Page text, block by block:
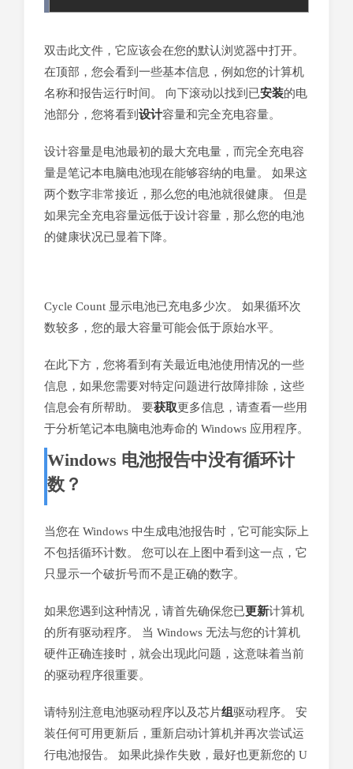
双击此文件，它应该会在您的默认浏览器中打开。
在顶部，您会看到一些基本信息，例如您的计算机
名称和报告运行时间。 向下滚动以找到已安装的电
池部分，您将看到 设计容量和完全充电容量。
设计容量是电池最初的最大充电量，而完全充电容
量是笔记本电脑电池现在能够容纳的电量。 如果这
两个数字非常接近，那么您的电池就很健康。 但是
如果完全充电容量远低于设计容量，那么您的电池
的健康状况已显着下降。
Cycle Count 显示电池已充电多少次。 如果循环次
数较多，您的最大容量可能会低于原始水平。
在此下方，您将看到有关最近电池使用情况的一些
信息，如果您需要对特定问题进行故障排除，这些
信息会有所帮助。 要获取更多信息，请查看一些用
于分析笔记本电脑电池寿命的 Windows 应用程序。
Windows 电池报告中没有循环计
数？
当您在 Windows 中生成电池报告时，它可能实际上
不包括循环计数。 您可以在上图中看到这一点，它
只显示一个破折号而不是正确的数字。
如果您遇到这种情况，请首先确保您已更新计算机
的所有驱动程序。 当 Windows 无法与您的计算机
硬件正确连接时，就会出现此问题，这意味着当前
的驱动程序很重要。
请特别注意电池驱动程序以及芯片组驱动程序。 安
装任何可用更新后，重新启动计算机并再次尝试运
行电池报告。 如果此操作失败，最好也更新您的 U